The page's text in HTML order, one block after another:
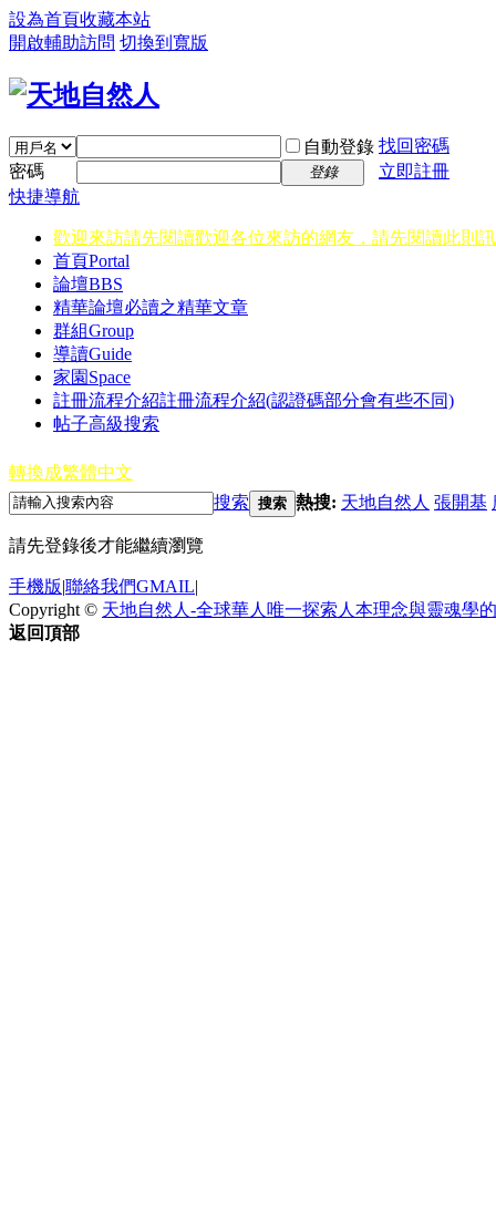
設為首頁收藏本站
開啟輔助訪問 切換到寬版
自動登錄 找回密碼
密碼
登錄
立即註冊
快捷導航
歡迎來訪請先閱讀歡迎各位來訪的網友，請先閱讀此則
首頁Portal
論壇BBS
精華論壇必讀之精華文章
群組Group
導讀Guide
家園 Space
註冊流程介紹註冊流程介紹(認證碼部分會有些不同)
帖子高級搜索
轉換成繁體中文
搜索 搜索 熱搜: 天地自然人 張開基
請先登錄後才能繼續瀏覽
手機版|聯絡我們GMAIL|
Copyright © 天地自然人-全球華人唯一探索人本理念與靈魂學
返回頂部